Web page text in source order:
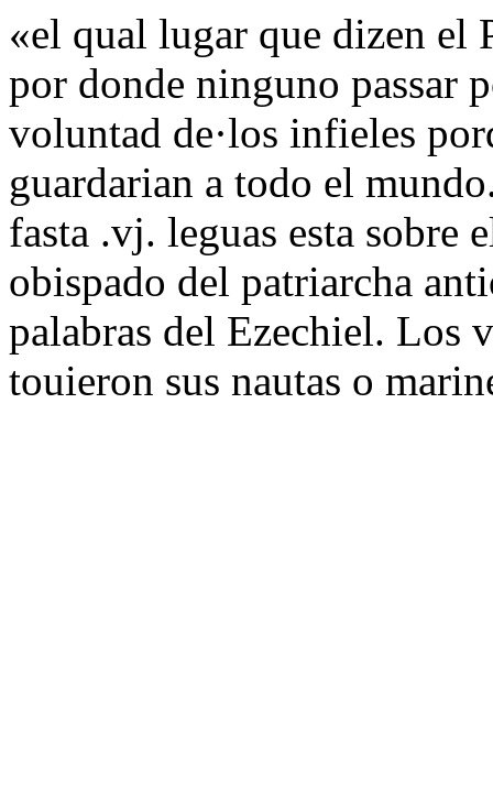
«el qual lugar que dizen el
por donde ninguno passar
voluntad de·los infieles
guardarian a todo el
fasta .vj. leguas esta
obispado del patriarcha
palabras del Ezechiel. Los
touieron sus nautas o